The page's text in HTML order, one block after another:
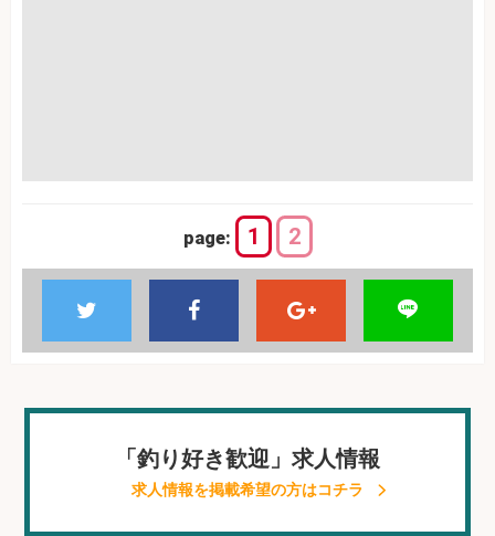
page: 1 2
「釣り好き歓迎」求人情報
求人情報を掲載希望の方はコチラ